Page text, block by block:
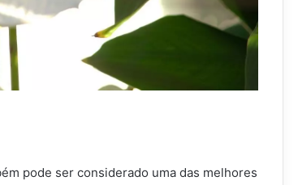
pode ser considerado uma das melhores